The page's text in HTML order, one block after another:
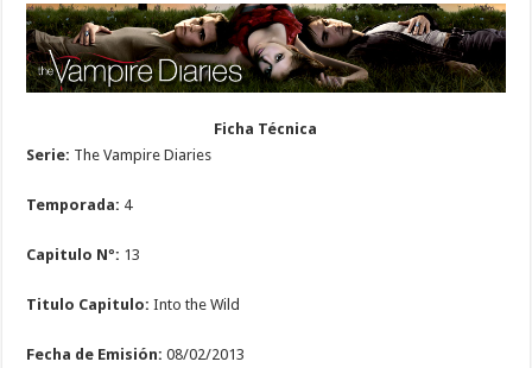
Ficha Técnica
Serie: The Vampire Diaries
Temporada: 4
Capitulo Nº: 13
Titulo Capitulo: Into the Wild
Fecha de Emisión:08/02/2013